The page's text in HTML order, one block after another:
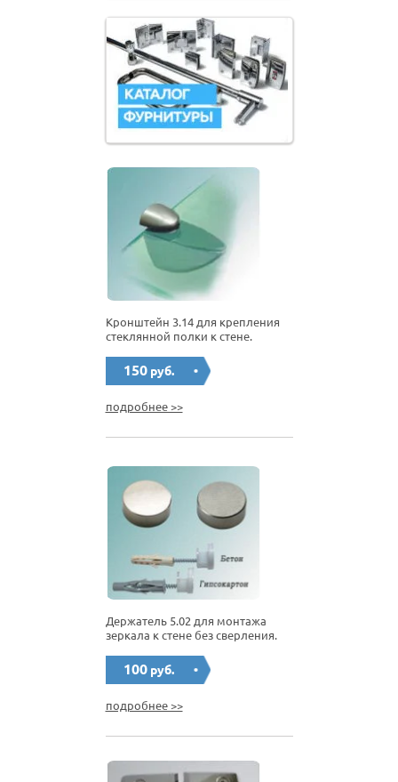
Кронштейн 3.14 для крепления
стеклянной полки к стене.
150 руб.
подробнее >>
Держатель 5.02 для монтажа
зеркала к стене без сверления.
100 руб.
подробнее >>